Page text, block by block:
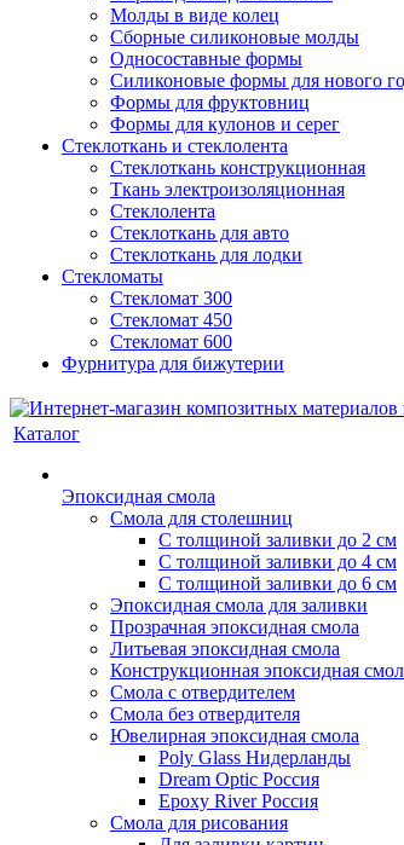
Молды в виде колец
Сборные силиконовые молды
Односоставные формы
Силиконовые формы для нового
Формы для фруктовниц
Формы для кулонов и серег
Стеклоткань и стеклолента
Стеклоткань конструкционная
Ткань электроизоляционная
Стеклолента
Стеклоткань для авто
Стеклоткань для лодки
Стекломаты
Стекломат 300
Стекломат 450
Стекломат 600
Фурнитура для бижутерии
Каталог
Эпоксидная смола
Смола для столешниц
С толщиной заливки до 2 см
С толщиной заливки до 4 см
С толщиной заливки до 6 см
Эпоксидная смола для заливки
Прозрачная эпоксидная смола
Литьевая эпоксидная смола
Конструкционная эпоксидная
Смола с отвердителем
Смола без отвердителя
Ювелирная эпоксидная смола
Poly Glass Нидерланды
Dream Optic Россия
Epoxy River Россия
Смола для рисования